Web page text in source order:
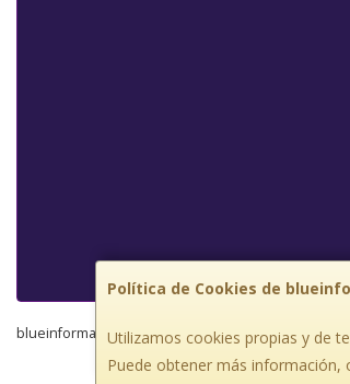
Política de Cookies de
Utilizamos cookies propias y de
Puede obtener más información,
blueinformatica.com © 2026